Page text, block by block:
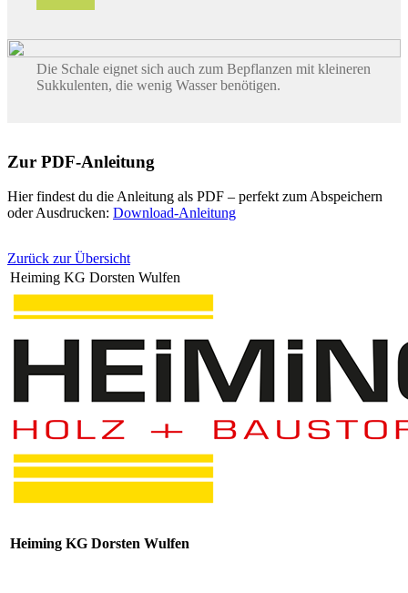
Die Schale eignet sich auch zum Bepflanzen mit kleineren
Sukkulenten, die wenig Wasser benötigen.
Zur PDF-Anleitung
Hier findest du die Anleitung als PDF – perfekt zum Abspeichern
oder Ausdrucken: Download-Anleitung
Zurück zur Übersicht
Heiming KG Dorsten Wulfen
Heiming KG Dorsten Wulfen